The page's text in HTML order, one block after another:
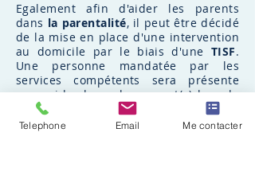
Egalement afin d'aider les parents
dans la parentalité, il peutêtre décidé
de la mise en place d'une intervention
au domicile par le biais d'une TISF.
Une personne mandatée par les
services compétents sera présente
pour aider le ou les parent(s) lors de
l'accueil des enfants.
Telephone Email Me contacter